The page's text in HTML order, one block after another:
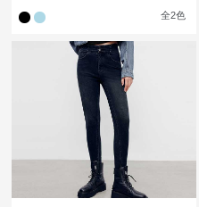
全2色